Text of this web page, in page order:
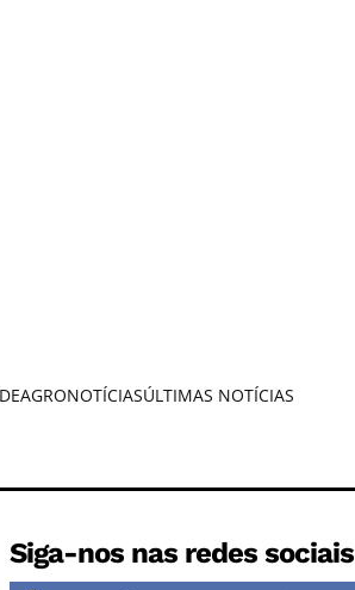
AGRONOTÍCIASÚLTIMAS NOTÍCIAS
Siga-nos nas redes sociais